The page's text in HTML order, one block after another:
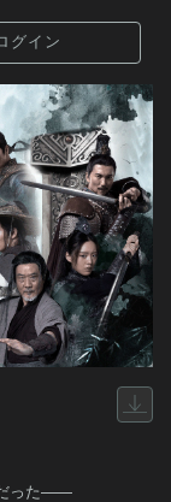
グイン
だった――